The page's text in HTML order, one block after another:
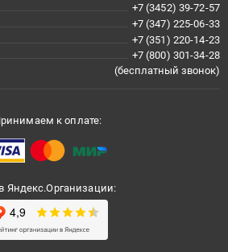
+7 (3452) 39-72-57
+7 (347) 225-06-33
+7 (351) 220-14-23
+7 (800) 301-34-28
(бесплатный звонок)
к оплате:
Яндекс.Организации: